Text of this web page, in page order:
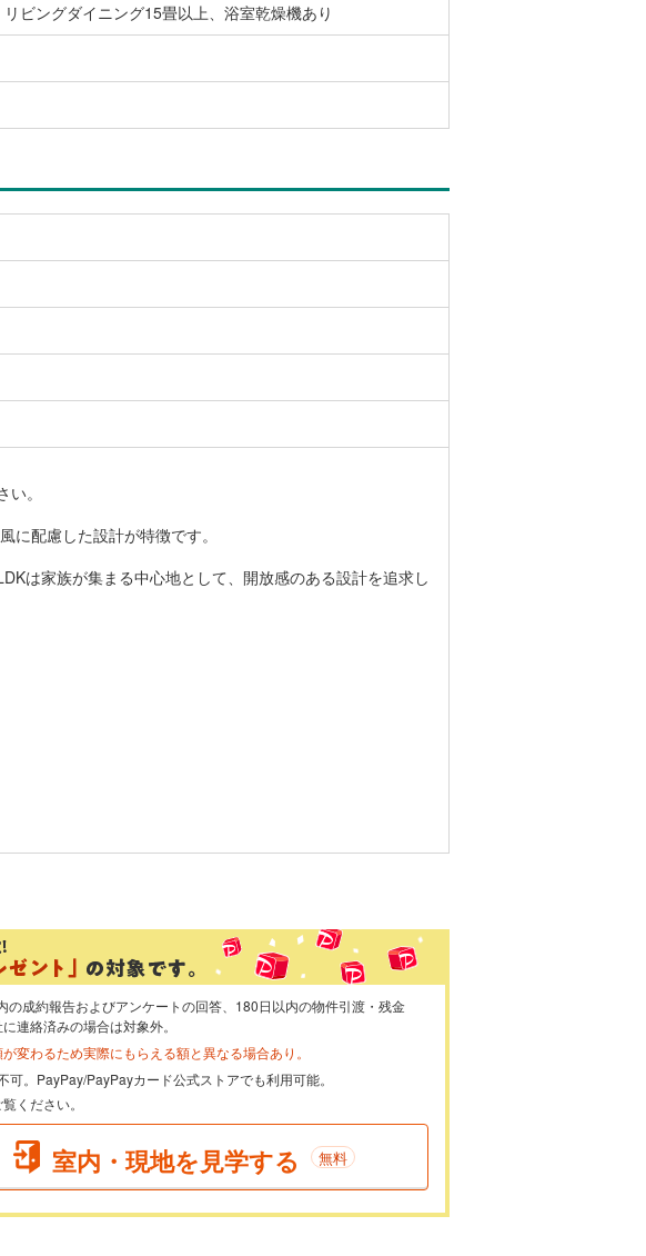
ビングダイニング15畳以上、浴室乾燥機あり
。
に配慮した設計が特徴です。
は家族が集まる中心地として、開放感のある設計を追求し
の成約報告およびアンケートの回答、180日以内の物件引渡・残金
連絡済みの場合は対象外。
変わるため実際にもらえる額と異なる場合あり。
。PayPay/PayPayカード公式ストアでも利用可能。
ください。
室内・現地を見学する 無料